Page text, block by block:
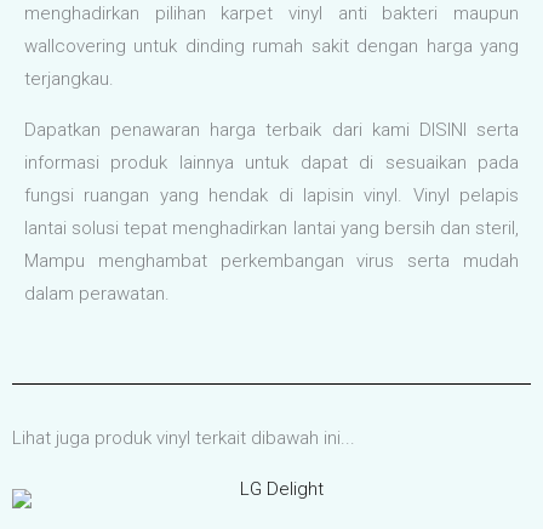
menghadirkan pilihan karpet vinyl anti bakteri maupun
wallcovering untuk dinding rumah sakit dengan harga yang
terjangkau.
Dapatkan penawaran harga terbaik dari kami DISINI serta
informasi produk lainnya untuk dapat di sesuaikan pada
fungsi ruangan yang hendak di lapisin vinyl. Vinyl pelapis
lantai solusi tepat menghadirkan lantai yang bersih dan steril,
Mampu menghambat perkembangan virus serta mudah
dalam perawatan.
Lihat juga produk vinyl terkait dibawah ini...